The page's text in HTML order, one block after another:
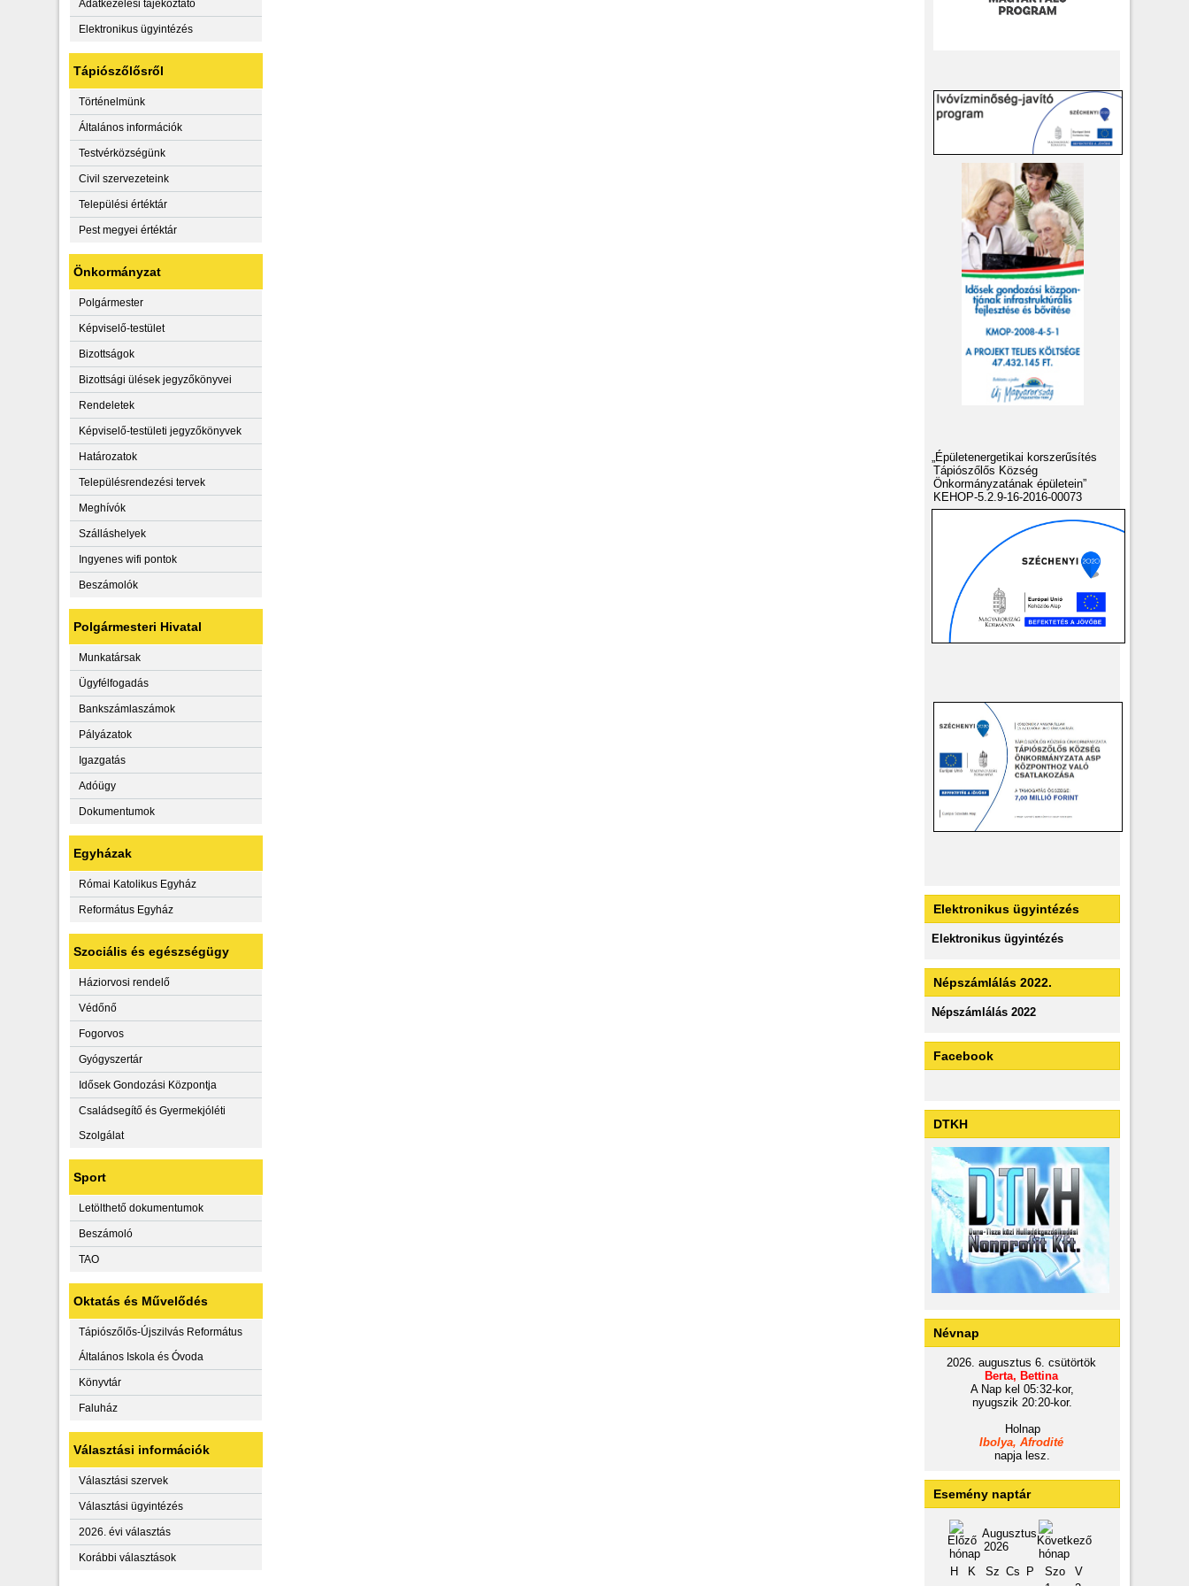
Adatkezelési tájékoztató
Elektronikus ügyintézés
Tápiószőlősről
Történelmünk
Általános információk
Testvérközségünk
Civil szervezeteink
Települési értéktár
Pest megyei értéktár
Önkormányzat
Polgármester
Képviselő-testület
Bizottságok
Bizottsági ülések jegyzőkönyvei
Rendeletek
Képviselő-testületi jegyzőkönyvek
Határozatok
Településrendezési tervek
Meghívók
Szálláshelyek
Ingyenes wifi pontok
Beszámolók
Polgármesteri Hivatal
Munkatársak
Ügyfélfogadás
Bankszámlaszámok
Pályázatok
Igazgatás
Adóügy
Dokumentumok
Egyházak
Római Katolikus Egyház
Református Egyház
Szociális és egészségügy
Háziorvosi rendelő
Védőnő
Fogorvos
Gyógyszertár
Idősek Gondozási Központja
Családsegítő és Gyermekjóléti
Szolgálat
Sport
Letölthető dokumentumok
Beszámoló
TAO
Oktatás és Művelődés
Tápiószőlős-Újszilvás Református
Általános Iskola és Óvoda
Könyvtár
Faluház
Választási információk
Választási szervek
Választási ügyintézés
2026. évi választás
Korábbi választások
„Épületenergetikai korszerűsítés
Tápiószőlős Község
Önkormányzatának épületein”
KEHOP-5.2.9-16-2016-00073
Elektronikus ügyintézés
Elektronikus ügyintézés
Népszámlálás 2022.
Népszámlálás 2022
Facebook
DTKH
Névnap
2026. augusztus 6. csütörtök
Berta, Bettina
A Nap kel 05:32-kor,
nyugszik 20:20-kor.
Holnap
Ibolya, Afrodité
napja lesz.
Esemény naptár
Augusztus
2026
H
K Sz Cs P Szo
V